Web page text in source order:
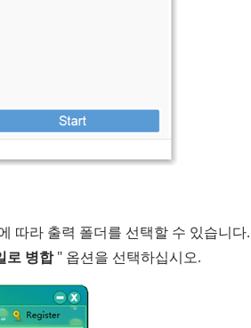
따라 출력 폴더를 선택할 수 있습니다
로 병합" 옵션을 선택하십시오.